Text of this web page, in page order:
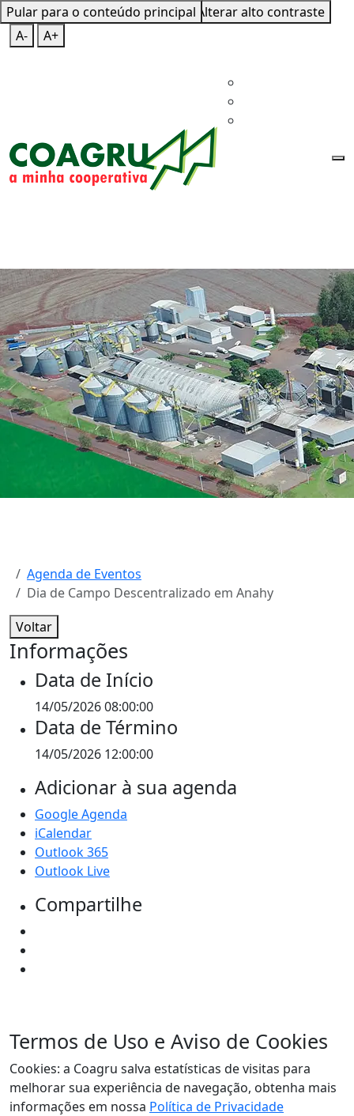
Pular para o conteúdo principal
Mapa do SiteTeclas de Atalho
Alterar alto contraste
A-
A+
Agenda de Eventos
Dia de Campo Descentralizado em Anahy
Voltar
Informações
Data de Início
14/05/2026 08:00:00
Data de Término
14/05/2026 12:00:00
Adicionar à sua agenda
Google Agenda
iCalendar
Outlook 365
Outlook Live
Compartilhe
Termos de Uso e Aviso de Cookies
Cookies: a Coagru salva estatísticas de visitas para
melhorar sua experiência de navegação, obtenha mais
informações em nossa Política de Privacidade